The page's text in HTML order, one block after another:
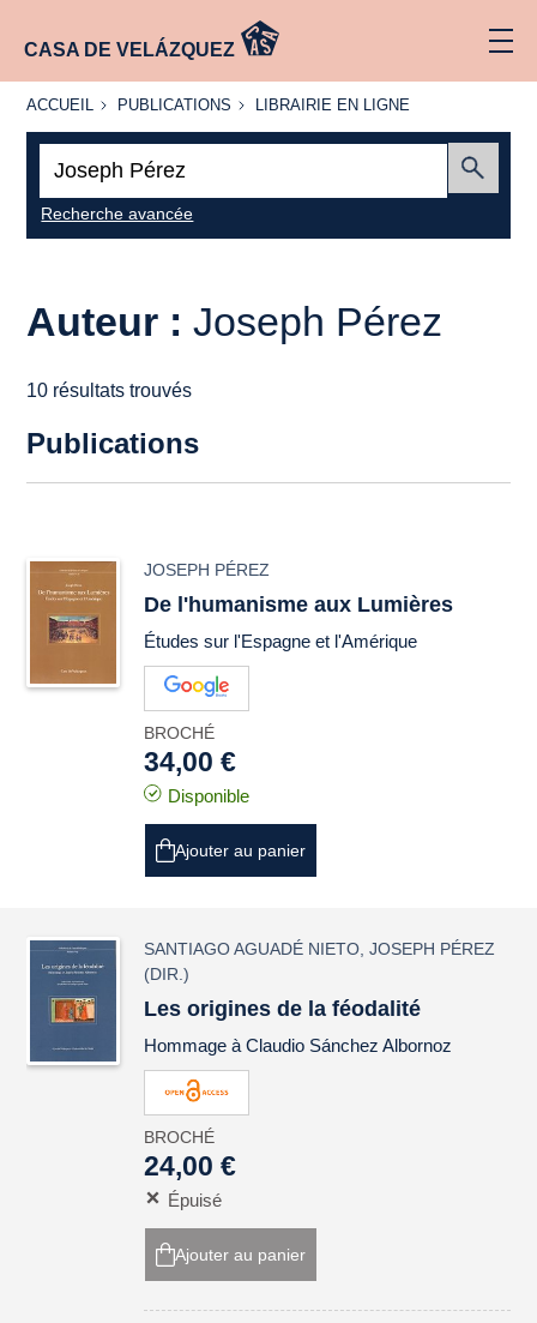
CASA DE VELÁZQUEZ
ACCUEIL
ACCUEIL PUBLICATIONS
PUBLICATIONS
LIBRAIRIE
LIBRAIRIE EN LIGNE
Recherche avancée
Auteur :Joseph Pérez
10 résultats trouvés
Publications
JOSEPH PÉREZ
De l'humanisme aux Lumières
Études sur l'Espagne et l'Amérique
BROCHÉ
34,00 €
Disponible
Ajouter au panier
SANTIAGO AGUADÉ NIETO ,JOSEPH PÉREZ
(DIR.)
Les origines de la féodalité
Hommage à Claudio Sánchez Albornoz
BROCHÉ
24,00 €
Épuisé
Ajouter au panier